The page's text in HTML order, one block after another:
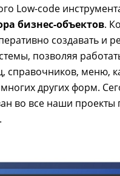
Low-code
бизнес-объектов.
создавать и
позволяя
справочников, меню,
других форм.
во все наши проекты